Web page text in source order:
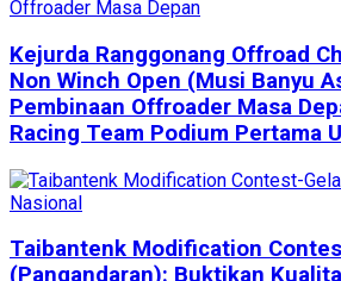
Kejurda Ranggonang Offroad
Non Winch Open (Musi Banyu
Pembinaan Offroader Masa
Racing Team Podium Pertama
Taibantenk Modification
(Pangandaran): Buktikan